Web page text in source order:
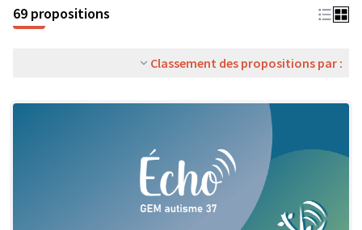
69 propositions
Classement des propositions par :